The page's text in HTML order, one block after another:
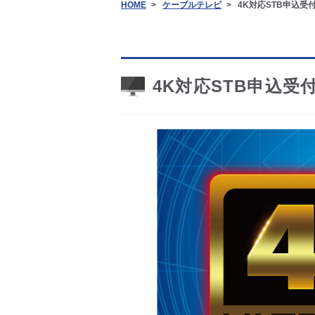
HOME ケーブルテレビ 4K対応STB申込受
4K対応STB申込受